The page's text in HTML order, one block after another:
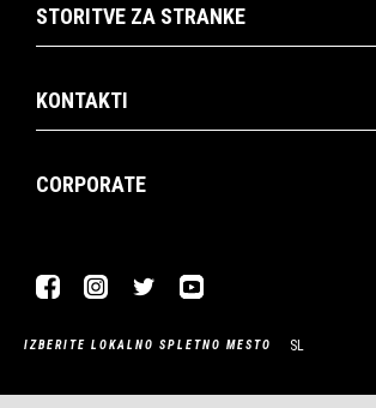
STORITVE ZA STRANKE
KONTAKTI
CORPORATE
FacebookInstagram
Twitter
IZBERITE LOKALNO SPLETNO MESTO SL